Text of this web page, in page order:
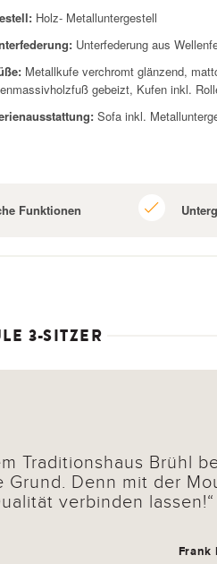
Holz- Metalluntergestell
Unterfederung aus
Metallkufe verchromt glänzend,
gebeizt, Kufen inkl.
Sofa inkl.
Funktionen
3-SITZER
Traditionshaus Brühl
Denn mit der
verbinden lassen!
Frank